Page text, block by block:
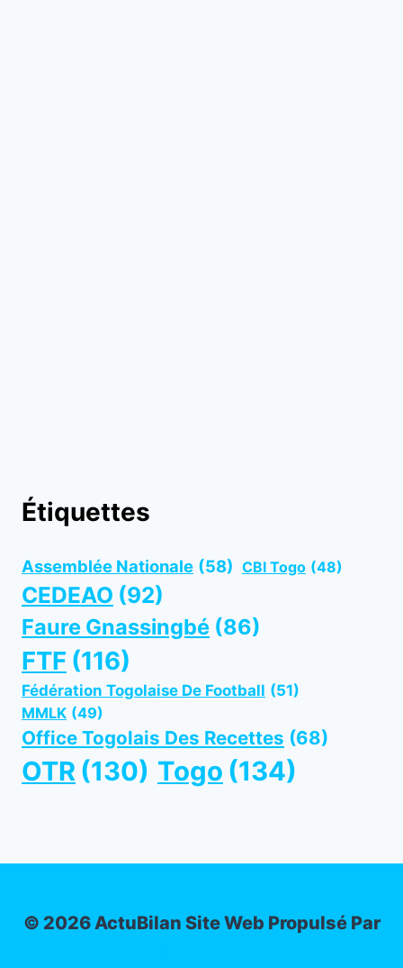
Étiquettes
Assemblée Nationale (58) CBI Togo (48)
CEDEAO (92)
Faure Gnassingbé (86)
FTF (116)
Fédération Togolaise De Football (51)
MMLK (49)
Office Togolais Des Recettes (68)
OTR (130) Togo (134)
© 2026 ActuBilan Site Web Propulsé Par